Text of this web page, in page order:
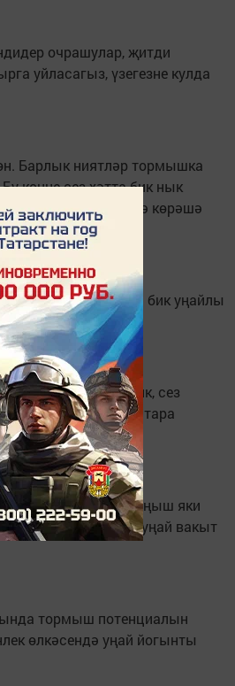
очрашулар, җитди
уйласагыз, үзегезне кулда
Барлык ниятләр тормышка
көнне сез хәтта бик нык
дә кыю рәвештә көрәшә
бу көн сезнең өчен бик уңайлы
да ихтимал: әйтик, сез
кире кайтара
көтелмәгән уңыш яки
хәл итү өчен бик уңай вакыт
тормыш потенциалын
өлкәсендә уңай йогынты